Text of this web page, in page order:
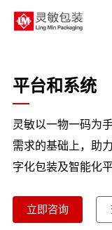
平台和系统
灵敏以一物一码为
需求的基础上，助
字化包装及智能化
立即咨询